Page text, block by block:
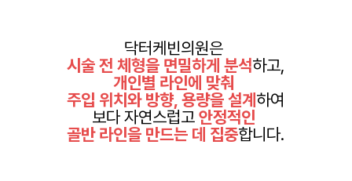
닥터케빈의원은
시술 전 체형을 면밀하게 분석하고,
개인별 라인에 맞춰
주입 위치와 방향, 용량을 설계 하여
보다 자연스럽고안정적인
골반 라인을 만드는 데 집중합니다.